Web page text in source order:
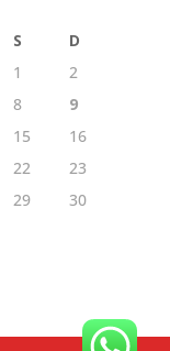
S
D
1
2
8
9
15
16
22
23
29
30